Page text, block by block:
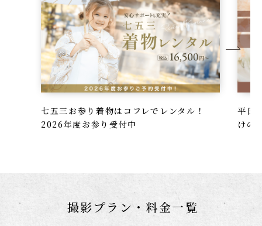
七五三お参り着物はコフレでレンタル！
2026年度お参り受付中
平日
けの
撮影プラン・料金一覧